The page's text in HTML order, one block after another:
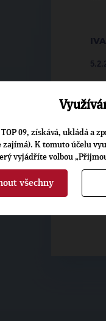
09, získává, ukládá a
K tomuto účelu
vyjádříte volbou
všechny